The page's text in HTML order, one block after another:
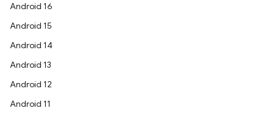
Android 16
Android 15
Android 14
Android 13
Android 12
Android 11